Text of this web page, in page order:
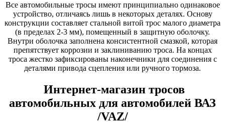
Все автомобильные тросы имеют принципиально одинаковое
устройство, отличаясь лишь в некоторых деталях. Основу
конструкции составляет стальной витой трос малого диаметра
(в пределах 2-3 мм), помещенный в защитную оболочку.
Внутри оболочка заполнена консистентной смазкой, которая
препятствует коррозии и заклиниванию троса. На концах
троса жестко зафиксированы наконечники для соединения с
деталями привода сцепления или ручного тормоза.
Интернет-магазин тросов
автомобильных для автомобилей ВАЗ
/VAZ/